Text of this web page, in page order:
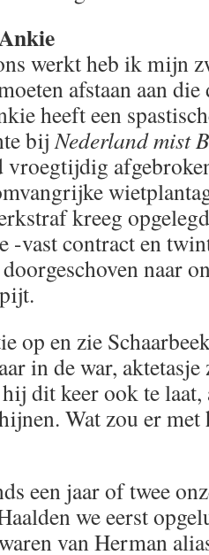
werkt heb ik mijn
afstaan aan
heeft een
bijNederland mist
vroegtijdig
kreeg
-vast contract en
naar
op en zie
in de war, aktetasje
dit keer ook te
Wat zou er met
een jaar of twee
we eerst
van Herman